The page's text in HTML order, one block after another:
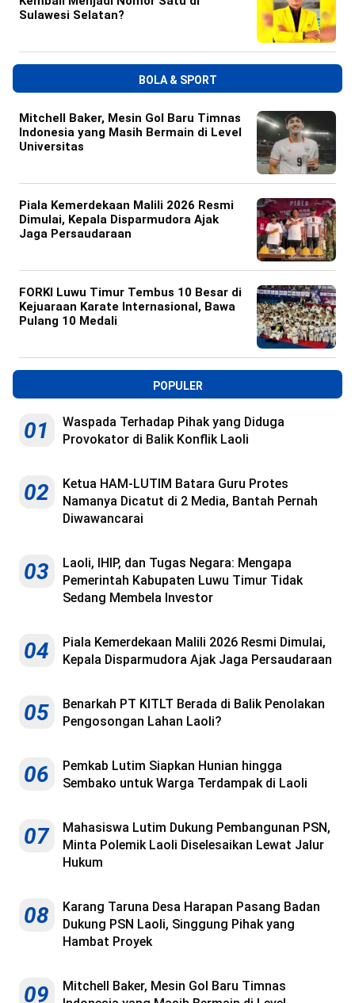
Sulawesi Selatan?
BOLA & SPORT
Mitchell Baker, Mesin Gol Baru Timnas
Indonesia yang Masih Bermain di Level
Universitas
Piala Kemerdekaan Malili 2026 Resmi
Dimulai, Kepala Disparmudora Ajak
Jaga Persaudaraan
FORKI Luwu Timur Tembus 10 Besar di
Kejuaraan Karate Internasional, Bawa
Pulang 10 Medali
POPULER
01
Waspada Terhadap Pihak yang Diduga
Provokator di Balik Konflik Laoli
02
Ketua HAM-LUTIM Batara Guru Protes
Namanya Dicatut di 2 Media, Bantah Pernah
Diwawancarai
03
Laoli, IHIP, dan Tugas Negara: Mengapa
Pemerintah Kabupaten Luwu Timur Tidak
Sedang Membela Investor
04
Piala Kemerdekaan Malili 2026 Resmi Dimulai,
Kepala Disparmudora Ajak Jaga Persaudaraan
05
Benarkah PT KITLT Berada di Balik Penolakan
Pengosongan Lahan Laoli?
06
Pemkab Lutim Siapkan Hunian hingga
Sembako untuk Warga Terdampak di Laoli
07
Mahasiswa Lutim Dukung Pembangunan PSN,
Minta Polemik Laoli Diselesaikan Lewat Jalur
Hukum
08
Karang Taruna Desa Harapan Pasang Badan
Dukung PSN Laoli, Singgung Pihak yang
Hambat Proyek
09
Mitchell Baker, Mesin Gol Baru Timnas